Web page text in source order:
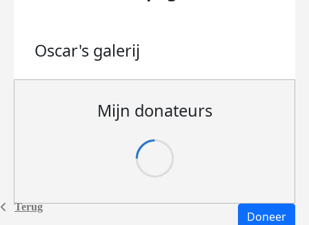
Terug
Oscar's galerij
Mijn donateurs
Doneer